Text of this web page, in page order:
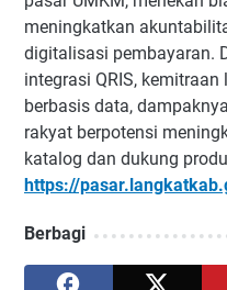
meningkatkan
digitalisasi pembayaran.
integrasi QRIS,
berbasis data,
rakyat berpotensi
katalog dan dukung
https://
Berbagi